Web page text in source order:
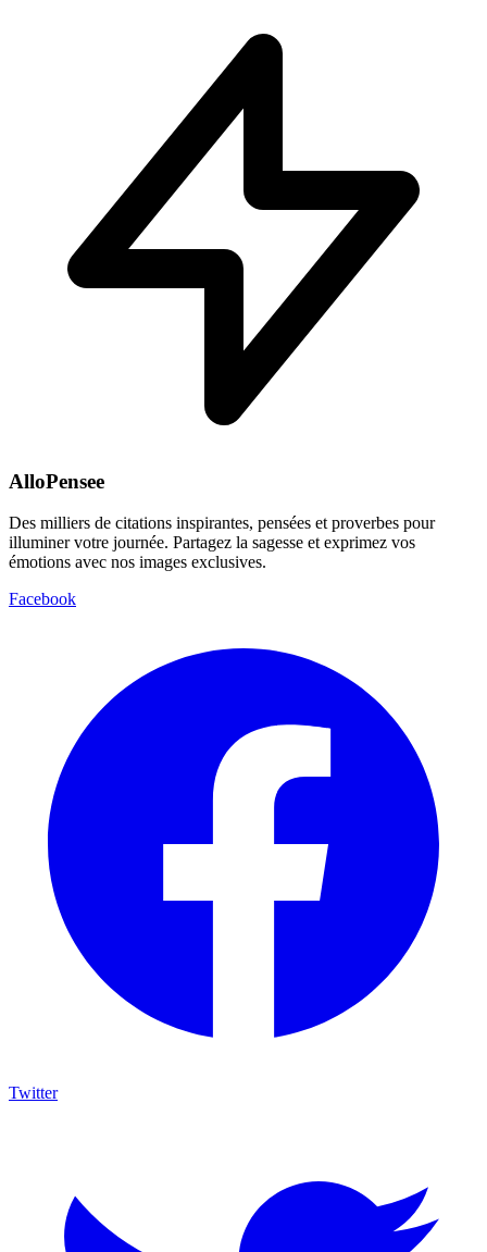
AlloPensee
Des milliers de citations inspirantes, pensées et proverbes pour
illuminer votre journée. Partagez la sagesse et exprimez vos
émotions avec nos images exclusives.
Facebook
Twitter